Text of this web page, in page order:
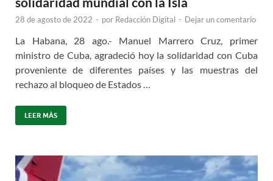
28 de agosto de 2022 - por Redacción Digital - Dejar un comentario
La Habana, 28 ago.- Manuel Marrero Cruz, primer
ministro de Cuba, agradeció hoy la solidaridad con Cuba
proveniente de diferentes países y las muestras del
rechazo al bloqueo de Estados …
LEER MÁS